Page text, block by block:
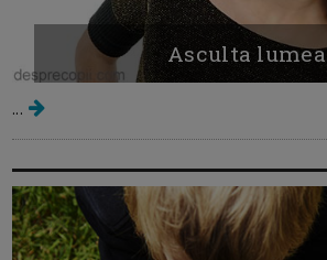
Asculta lumea
...